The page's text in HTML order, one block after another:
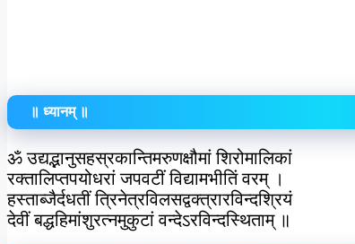
॥ ध्यानम् ॥
ॐ उद्यद्भानुसहस्रकान्तिमरुणक्षौमां शिरोमालिकां
रक्तालिप्तपयोधरां जपवटीं विद्यामभीतिं वरम् ।
हस्ताब्जैर्दधतीं त्रिनेत्रविलसद्वक्त्रारविन्दश्रियं
देवीं बद्धहिमांशुरत्‍नमुकुटां वन्देऽरविन्दस्थिताम् ॥